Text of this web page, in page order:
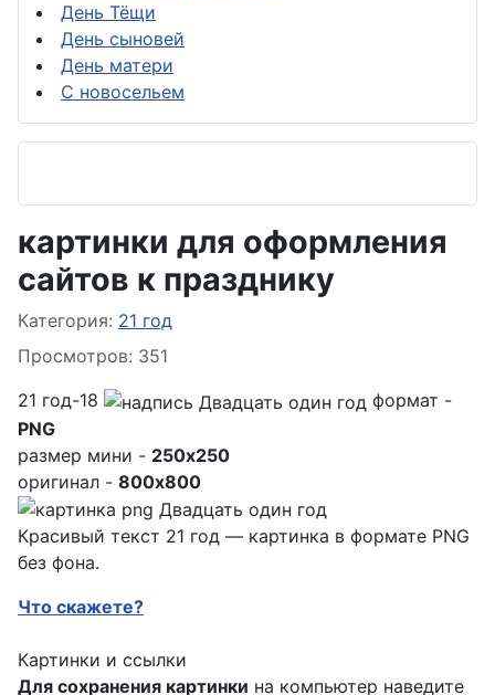
День Тёщи
День сыновей
День матери
С новосельем
картинки для оформления
сайтов к празднику
Информация о материале
Категория: 21 год
Просмотров: 351
21 год-18
формат -
PNG
размер мини - 250x250
оригинал - 800x800
Красивый текст 21 год — картинка в формате PNG
без фона.
Что скажете?
Картинки и ссылки
Для сохранения картинки на компьютер наведите